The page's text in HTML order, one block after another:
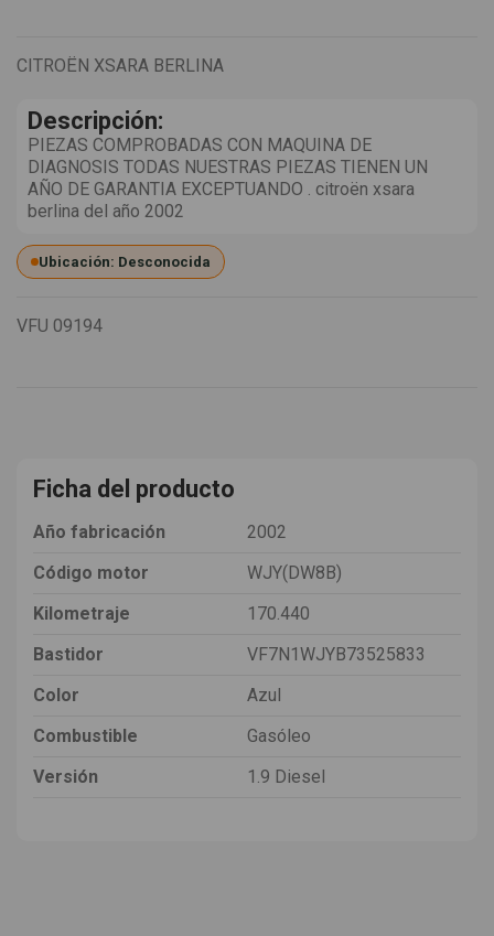
CITROËN XSARA BERLINA
Descripción:
PIEZAS COMPROBADAS CON MAQUINA DE
DIAGNOSIS TODAS NUESTRAS PIEZAS TIENEN UN
AÑO DE GARANTIA EXCEPTUANDO . citroën xsara
berlina del año 2002
Ubicación: Desconocida
VFU 09194
Ficha del producto
Año fabricación
2002
Código motor
WJY(DW8B)
Kilometraje
170.440
Bastidor
VF7N1WJYB73525833
Color
Azul
Combustible
Gasóleo
Versión
1.9 Diesel